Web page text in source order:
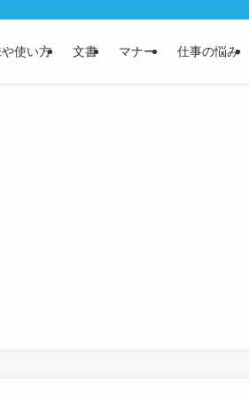
使い方 文書 マナー 仕事の悩み